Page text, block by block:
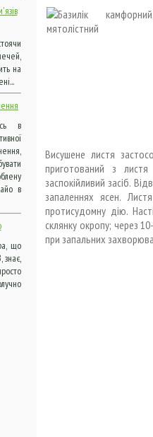
на
в
в
що
знає,
Висушене листя
приготований з
заспокійливий засіб.
запаленнях ясен.
протисудомну дію.
склянку окропу; через
при запальних